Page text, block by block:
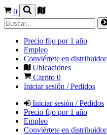
0
Precio fijo por 1 año
Empleo
Conviértete en distribuidor
Ubicaciones
Carrito 0
Iniciar sesión / Pedidos
Iniciar sesión / Pedidos
Precio fijo por 1 año
Empleo
Conviértete en distribuidor